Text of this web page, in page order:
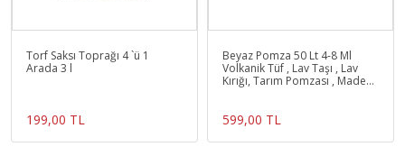
Torf Saksı Toprağı 4 `ü 1
Arada 3 l
199,00 TL
Beyaz Pomza 50 Lt 4-8 Ml
Volkanik Tüf , Lav Taşı , Lav
Kırığı, Tarım Pomzası , Madeni
599,00 TL